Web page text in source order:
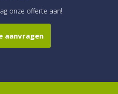
onze offerte aan!
aanvragen